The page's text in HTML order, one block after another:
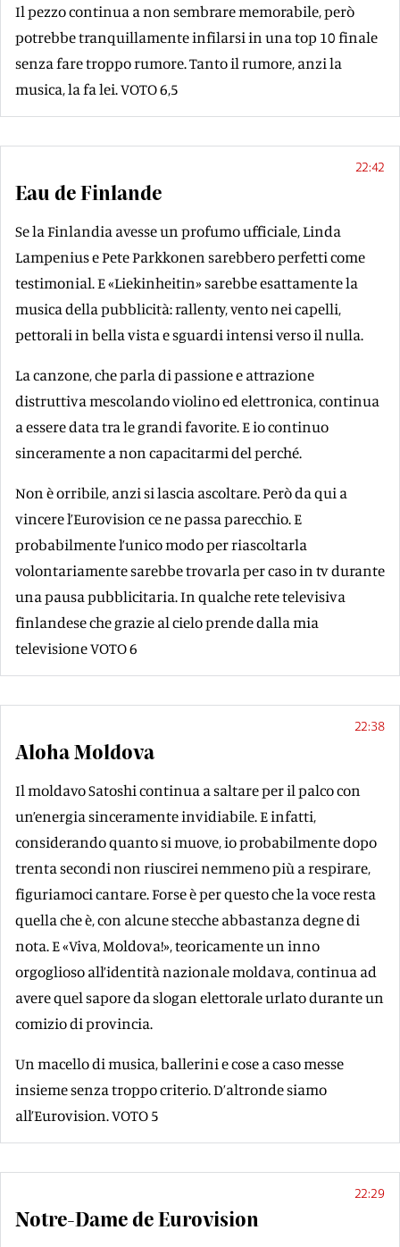
Il pezzo continua a non sembrare memorabile, però
potrebbe tranquillamente infilarsi in una top 10 finale
senza fare troppo rumore. Tanto il rumore, anzi la
musica, la fa lei. VOTO 6,5
22:42
Eau de Finlande
Se la Finlandia avesse un profumo ufficiale, Linda
Lampenius e Pete Parkkonen sarebbero perfetti come
testimonial. E «Liekinheitin» sarebbe esattamente la
musica della pubblicità: rallenty, vento nei capelli,
pettorali in bella vista e sguardi intensi verso il nulla.
La canzone, che parla di passione e attrazione
distruttiva mescolando violino ed elettronica, continua
a essere data tra le grandi favorite. E io continuo
sinceramente a non capacitarmi del perché.
Non è orribile, anzi si lascia ascoltare. Però da qui a
vincere l’Eurovision ce ne passa parecchio. E
probabilmente l’unico modo per riascoltarla
volontariamente sarebbe trovarla per caso in tv durante
una pausa pubblicitaria. In qualche rete televisiva
finlandese che grazie al cielo prende dalla mia
televisione VOTO 6
22:38
Aloha Moldova
Il moldavo Satoshi continua a saltare per il palco con
un’energia sinceramente invidiabile. E infatti,
considerando quanto si muove, io probabilmente dopo
trenta secondi non riuscirei nemmeno più a respirare,
figuriamoci cantare. Forse è per questo che la voce resta
quella che è, con alcune stecche abbastanza degne di
nota. E «Viva, Moldova!», teoricamente un inno
orgoglioso all’identità nazionale moldava, continua ad
avere quel sapore da slogan elettorale urlato durante un
comizio di provincia.
Un macello di musica, ballerini e cose a caso messe
insieme senza troppo criterio. D’altronde siamo
all’Eurovision. VOTO 5
22:29
Notre-Dame de Eurovision